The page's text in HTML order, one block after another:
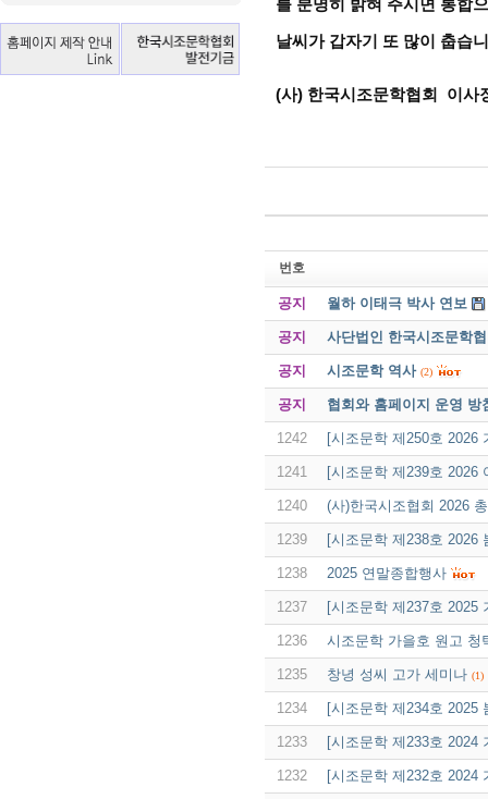
를 분명히 밝혀 주시면 통합
날씨가 갑자기 또 많이 춥습
(사) 한국시조문학협회 이사
번호
공지 월하 이태극 박사 연보
공지 사단법인 한국시조문학
공지 시조문학 역사 (2)
공지 협회와 홈페이지 운영 방
1242 [시조문학 제250호 2026
1241 [시조문학 제239호 2026
1240 (사)한국시조협회 2026
1239 [시조문학 제238호 2026
1238 2025 연말종합행사
1237 [시조문학 제237호 2025
1236 시조문학 가을호 원고 청
1235 창녕 성씨 고가 세미나 (1)
1234 [시조문학 제234호 2025
1233 [시조문학 제233호 2024
1232 [시조문학 제232호 2024